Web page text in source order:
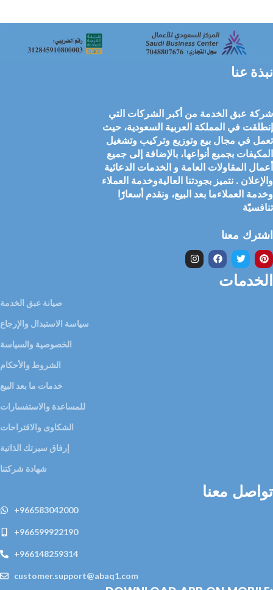
نبذة عنا
شركة عبق الخدمة من أكبر الشركات التي
إنطلقت في المملكة العربية السعودية، حيث
تعمل في مجال بيع وتوزيع وتركيب وتشغيل
المكيفات بجميع أنواعها، بالإضافة إلى جميع
أعمال المقاولات العامة و الخدمات الدعائية
والإعلان . نتميز بجودتنا العاليةوخدمة العملاء
وخدمة العملاءما بعد البيع، ونقدم أسعارًا
تنافسيّة
اشترك معنا
الخدمات
صيانة عبق الخدمة
سياسة الاستبدال والإرجاع
الخصوصية والسياسة
الشروط والأحكام
خدمات ما بعد البيع
للمساعدة والاستفسارات
الشكاوى والاقتراحات
إرفاق سيرتك الذاتية
شهادة شركتنا
تواصل معنا
+966583042000
+966599922190
+966148259314
customer.support@abaq1.com